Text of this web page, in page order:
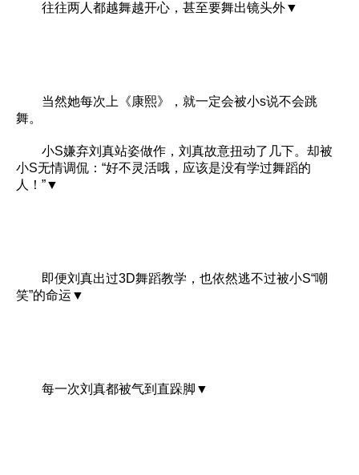
往往两人都越舞越开心，甚至要舞出镜头外▼
当然她每次上《康熙》，就一定会被小s说不会跳
舞。
小S嫌弃刘真站姿做作，刘真故意扭动了几下。却被
小S无情调侃：“好不灵活哦，应该是没有学过舞蹈的
人！”▼
即便刘真出过3D舞蹈教学，也依然逃不过被小S“嘲
笑”的命运▼
每一次刘真都被气到直跺脚▼